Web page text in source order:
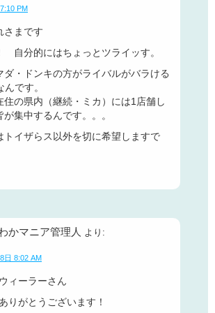
PM
さまです
自分的にはちょっとツライッす。
ダ・ドンキの方がライバルがバラける
です。
住の県内（継続・ミカ）には1店舗し
集中するんです。。。
トイザらス以外を切に希望しますで
かマニア管理人 より:
日 8:02 AM
ィーラーさん
りがとうございます！